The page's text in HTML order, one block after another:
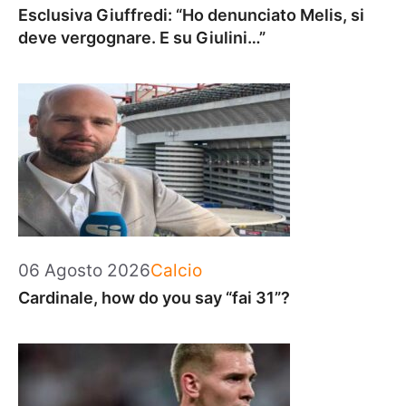
Esclusiva Giuffredi: “Ho denunciato Melis, si
deve vergognare. E su Giulini…”
06 Agosto 2026Categorie
Calcio
Cardinale, how do you say “fai 31”?